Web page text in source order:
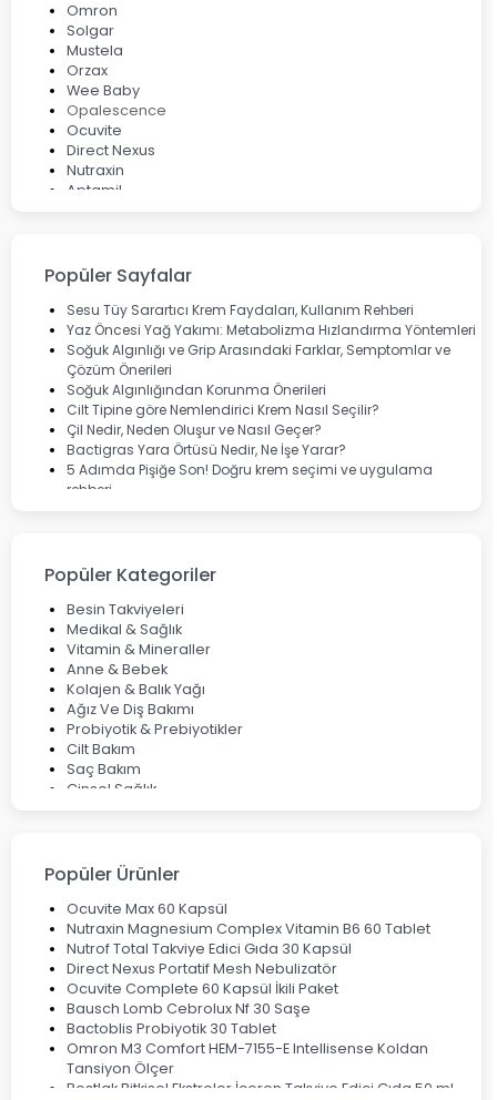
Omron
Solgar
Mustela
Orzax
Wee Baby
Opalescence
Ocuvite
Direct Nexus
Nutraxin
Aptamil
Lansinoh
Cebrolux
Dermoskin
Marvis
Rcfarma
Popüler Sayfalar
Sesu Tüy Sarartıcı Krem Faydaları, Kullanım Rehberi
Yaz Öncesi Yağ Yakımı: Metabolizma Hızlandırma Yöntemleri
Soğuk Algınlığı ve Grip Arasındaki Farklar, Semptomlar ve
Çözüm Önerileri
Soğuk Algınlığından Korunma Önerileri
Cilt Tipine göre Nemlendirici Krem Nasıl Seçilir?
Çil Nedir, Neden Oluşur ve Nasıl Geçer?
Bactigras Yara Örtüsü Nedir, Ne İşe Yarar?
5 Adımda Pişiğe Son! Doğru krem seçimi ve uygulama
rehberi
Çözüm Yolları
Bocavirüs Enfeksiyonu Hakkında Bilmeniz Gerekenler
Deep Flex Topraklama Matı Nedir? Detaylı Rehber
Mumiyo Nedir? Faydaları ve Kullanım Alanları Nelerdir?
Popüler Kategoriler
Besin Takviyeleri
Medikal & Sağlık
Vitamin & Mineraller
Anne & Bebek
Kolajen & Balık Yağı
Ağız Ve Diş Bakımı
Probiyotik & Prebiyotikler
Cilt Bakım
Saç Bakım
Cinsel Sağlık
Popüler Ürünler
Ocuvite Max 60 Kapsül
Nutraxin Magnesium Complex Vitamin B6 60 Tablet
Nutrof Total Takviye Edici Gıda 30 Kapsül
Direct Nexus Portatif Mesh Nebulizatör
Ocuvite Complete 60 Kapsül İkili Paket
Bausch Lomb Cebrolux Nf 30 Saşe
Bactoblis Probiyotik 30 Tablet
Omron M3 Comfort HEM-7155-E Intellisense Koldan
Tansiyon Ölçer
Bestlak Bitkisel Ekstreler İçeren Takviye Edici Gıda 50 ml